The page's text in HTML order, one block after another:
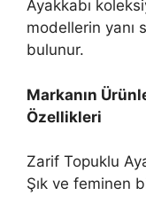
Ayakkabı
modellerin yanı
bulunur.
Markanın
Özellikleri
Zarif Topuklu
Şık ve feminen